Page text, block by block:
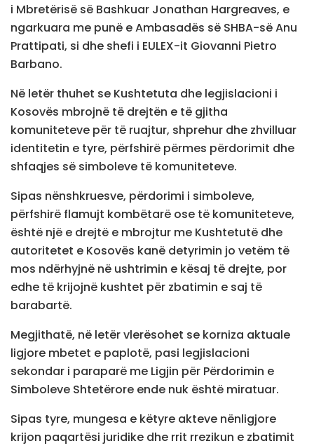
i Mbretërisë së Bashkuar Jonathan Hargreaves, e
ngarkuara me punë e Ambasadës së SHBA-së Anu
Prattipati, si dhe shefi i EULEX-it Giovanni Pietro
Barbano.
Në letër thuhet se Kushtetuta dhe legjislacioni i
Kosovës mbrojnë të drejtën e të gjitha
komuniteteve për të ruajtur, shprehur dhe zhvilluar
identitetin e tyre, përfshirë përmes përdorimit dhe
shfaqjes së simboleve të komuniteteve.
Sipas nënshkruesve, përdorimi i simboleve,
përfshirë flamujt kombëtarë ose të komuniteteve,
është një e drejtë e mbrojtur me Kushtetutë dhe
autoritetet e Kosovës kanë detyrimin jo vetëm të
mos ndërhyjnë në ushtrimin e kësaj të drejte, por
edhe të krijojnë kushtet për zbatimin e saj të
barabartë.
Megjithatë, në letër vlerësohet se korniza aktuale
ligjore mbetet e paplotë, pasi legjislacioni
sekondar i paraparë me Ligjin për Përdorimin e
Simboleve Shtetërore ende nuk është miratuar.
Sipas tyre, mungesa e këtyre akteve nënligjore
krijon paqartësi juridike dhe rrit rrezikun e zbatimit